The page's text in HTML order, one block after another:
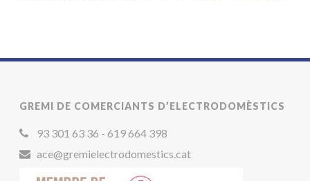
GREMI DE COMERCIANTS D’ELECTRODOMÈSTICS
93 301 63 36 - 619 664 398
ace@gremielectrodomestics.cat